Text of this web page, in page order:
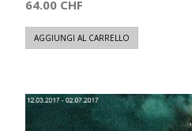
64.00 CHF
AGGIUNGI AL CARRELLO